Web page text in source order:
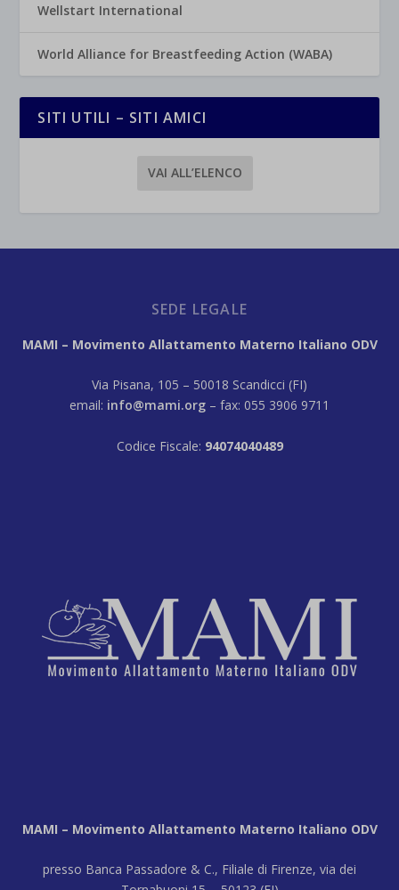
Wellstart International
World Alliance for Breastfeeding Action (WABA)
SITI UTILI – SITI AMICI
VAI ALL’ELENCO
SEDE LEGALE
MAMI – Movimento Allattamento Materno Italiano ODV
Via Pisana, 105 – 50018 Scandicci (FI)
email: info@mami.org – fax: 055 3906 9711
Codice Fiscale: 94074040489
MAMI – Movimento Allattamento Materno Italiano ODV
presso Banca Passadore & C., Filiale di Firenze, via dei